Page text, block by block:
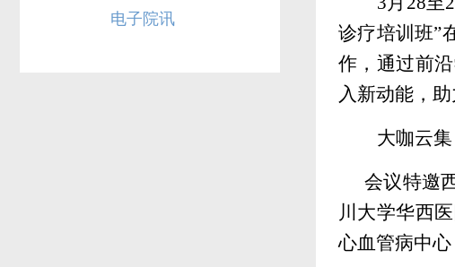
电子院讯
诊疗培训班”
作，通过前
入新动能，
大咖云
会议特邀
川大学华西
心血管病中心